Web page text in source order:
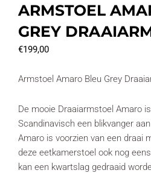
ARMSTOEL
GREY
€199,00
Armstoel Amaro Bleu Grey
De mooie Draaiarmstoel Amaro
Scandinavisch een blikvanger
Amaro is voorzien van een draai
deze eetkamerstoel ook nog
kan een kwartslag gedraaid